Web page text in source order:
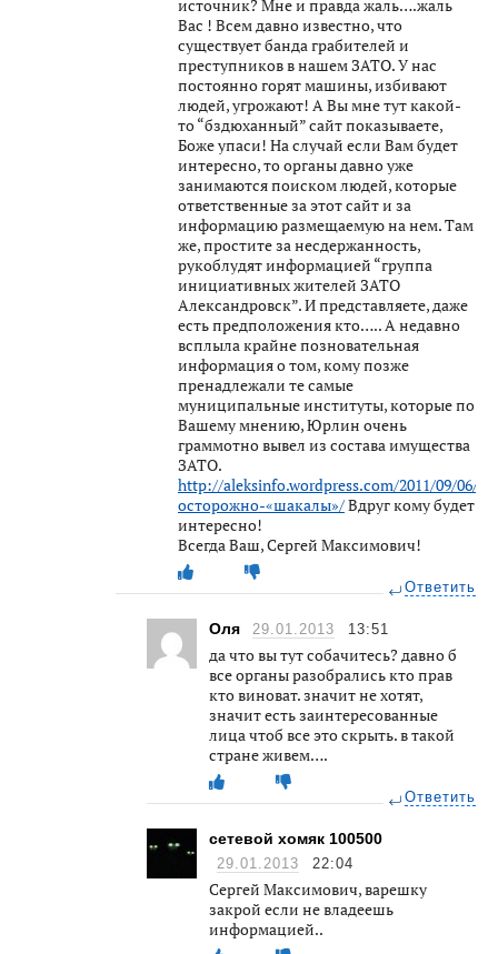
источник? Мне и правда жаль….жаль
Вас ! Всем давно известно, что
существует банда грабителей и
преступников в нашем ЗАТО. У нас
постоянно горят машины, избивают
людей, угрожают! А Вы мне тут какой-
то “бздюханный” сайт показываете,
Боже упаси! На случай если Вам будет
интересно, то органы давно уже
занимаются поиском людей, которые
ответственные за этот сайт и за
информацию размещаемую на нем. Там
же, простите за несдержанность,
рукоблудят информацией “группа
инициативных жителей ЗАТО
Александровск”. И представляете, даже
есть предположения кто….. А недавно
всплыла крайне позновательная
информация о том, кому позже
пренадлежали те самые
муниципальные институты, которые по
Вашему мнению, Юрлин очень
граммотно вывел из состава имущества
ЗАТО.
http://aleksinfo.wordpress.com/2011/09/06/
осторожно-«шакалы»/Вдруг кому будет
интересно!
Всегда Ваш, Сергей Максимович!
Ответить
Оля 29.01.2013 13:51
да что вы тут собачитесь? давно б
все органы разобрались кто прав
кто виноват. значит не хотят,
значит есть заинтересованные
лица чтоб все это скрыть. в такой
стране живем….
Ответить
сетевой хомяк 100500
29.01.2013 22:04
Сергей Максимович, варешку
закрой если не владеешь
информацией..